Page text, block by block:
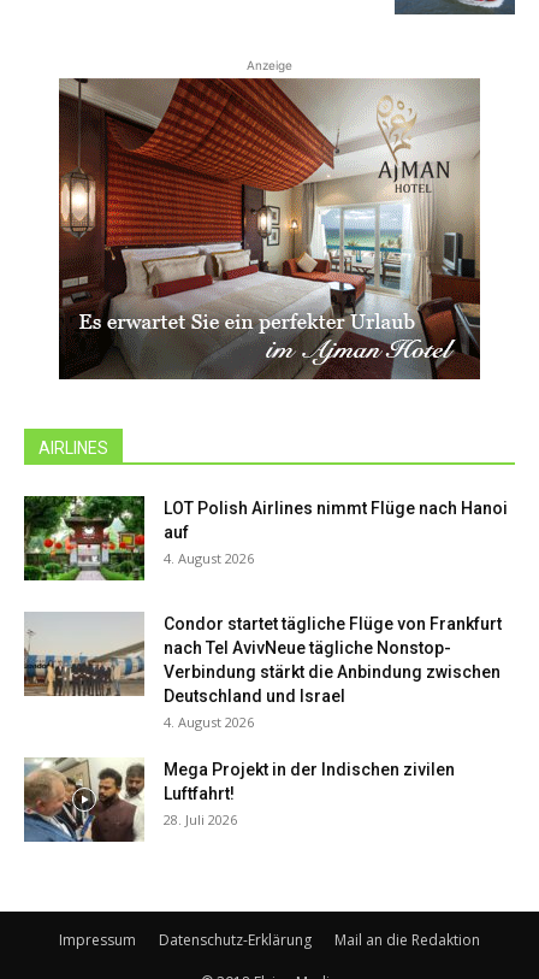
Anzeige
AIRLINES
LOT Polish Airlines nimmt Flüge nach Hanoi
auf
4. August 2026
Condor startet tägliche Flüge von Frankfurt
nach Tel AvivNeue tägliche Nonstop-
Verbindung stärkt die Anbindung zwischen
Deutschland und Israel
4. August 2026
Mega Projekt in der Indischen zivilen
Luftfahrt!
28. Juli 2026
Impressum Datenschutz-Erklärung Mail an die Redaktion